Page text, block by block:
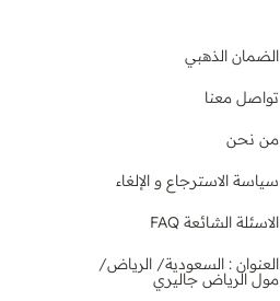
الضمان الذهبي
تواصل معنا
من نحن
سياسة الاسترجاع و الإلغاء
الاسئلة الشائعة FAQ
العنوان : السعودية/ الرياض/
مول الرياض جاليري